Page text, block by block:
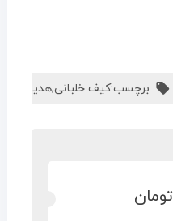
برچسب:کیف خلبانی,هدیه
تومان